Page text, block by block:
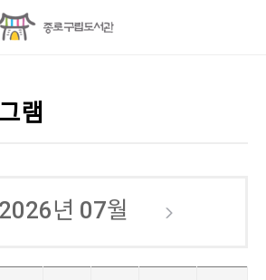
램
2026년 07월